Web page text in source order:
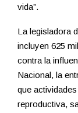
vida”.
La legisladora
incluyen 625
contra la
Nacional, la
que
reproductiva,